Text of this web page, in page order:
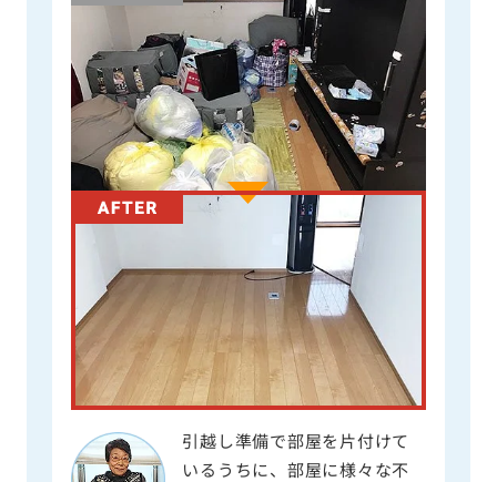
引越し準備で部屋を片付けて
いるうちに、部屋に様々な不